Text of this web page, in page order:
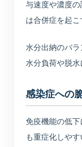
与速度や濃度
は合併症を起こ
水分出納のバ
水分負荷や脱水
感染症への
免疫機能の低下
も重症化しや
予約ページはどこ？